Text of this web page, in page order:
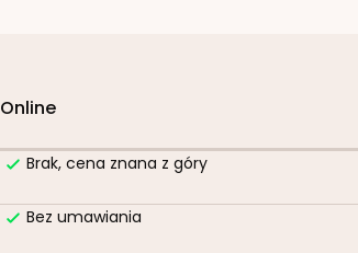
Online
Brak, cena znana z góry
Bez umawiania